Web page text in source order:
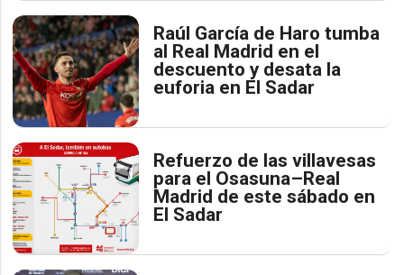
Raúl García de Haro tumba
al Real Madrid en el
descuento y desata la
euforia en El Sadar
Refuerzo de las villavesas
para el Osasuna–Real
Madrid de este sábado en
El Sadar